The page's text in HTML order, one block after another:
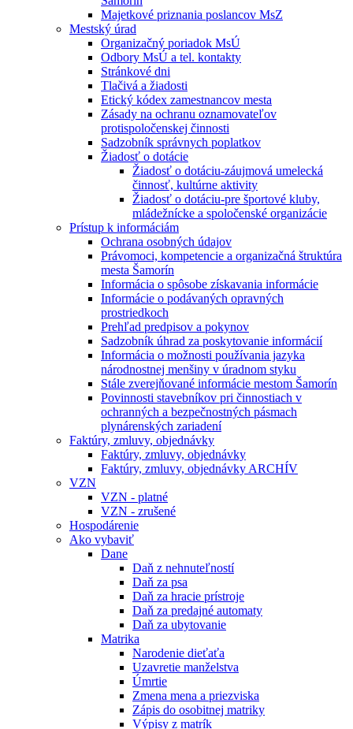
Majetkové priznania poslancov MsZ
Mestský úrad
Organizačný poriadok MsÚ
Odbory MsÚ a tel. kontakty
Stránkové dni
Tlačivá a žiadosti
Etický kódex zamestnancov mesta
Zásady na ochranu oznamovateľov
protispoločenskej činnosti
Sadzobník správnych poplatkov
Žiadosť o dotácie
Žiadosť o dotáciu-záujmová umelecká
činnosť, kultúrne aktivity
Žiadosť o dotáciu-pre športové kluby,
mládežnícke a spoločenské organizácie
Prístup k informáciám
Ochrana osobných údajov
Právomoci, kompetencie a organizačná štruktúra
mesta Šamorín
Informácia o spôsobe získavania informácie
Informácie o podávaných opravných
prostriedkoch
Prehľad predpisov a pokynov
Sadzobník úhrad za poskytovanie informácií
Informácia o možnosti používania jazyka
národnostnej menšiny v úradnom styku
Stále zverejňované informácie mestom Šamorín
Povinnosti stavebníkov pri činnostiach v
ochranných a bezpečnostných pásmach
plynárenských zariadení
Faktúry, zmluvy, objednávky
Faktúry, zmluvy, objednávky
Faktúry, zmluvy, objednávky ARCHÍV
VZN
VZN - platné
VZN - zrušené
Hospodárenie
Ako vybaviť
Dane
Daň z nehnuteľností
Daň za psa
Daň za hracie prístroje
Daň za predajné automaty
Daň za ubytovanie
Matrika
Narodenie dieťaťa
Uzavretie manželstva
Úmrtie
Zmena mena a priezviska
Zápis do osobitnej matriky
Výpisy z matrík